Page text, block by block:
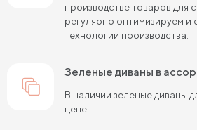
производстве товаров для
регулярно оптимизируем и
технологии производства.
зеленые диваны в
В наличии зеленые диваны
цене.